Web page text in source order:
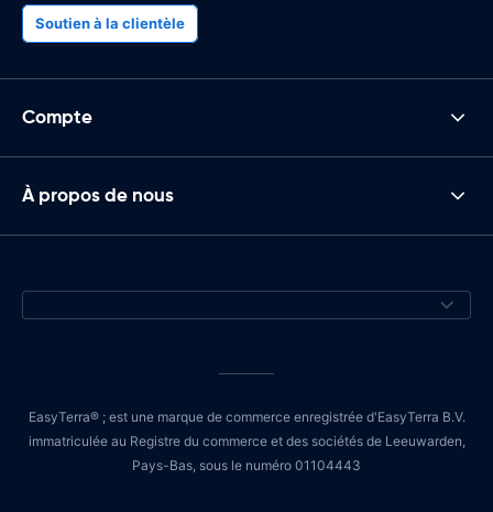
Soutien à la clientèle
Compte
À propos de nous
EasyTerra® ; est une marque de commerce enregistrée d'EasyTerra B.V.
immatriculée au Registre du commerce et des sociétés de Leeuwarden,
Pays-Bas, sous le numéro 01104443